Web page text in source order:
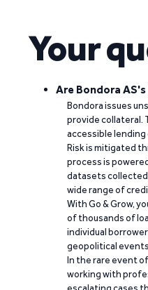
Your
Are Bondora
Bondora issues
provide collateral.
accessible
Risk is mitigated
process is
datasets collected
wide range of
With Go & Grow,
of thousands of
individual
geopolitical
In the rare event
working with